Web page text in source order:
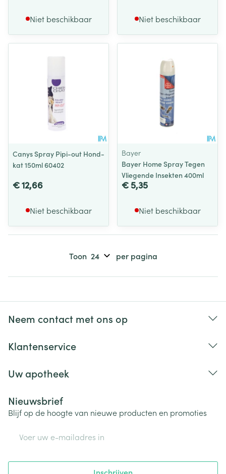
Niet beschikbaar Niet beschikbaar
Canys Spray Pipi-out Hond-
kat 150ml 60402
€ 12,66
Niet beschikbaar
Bayer
Bayer Home Spray Tegen
Vliegende Insekten 400ml
€ 5,35
Niet beschikbaar
Toon per pagina
Neem contact met ons op
Klantenservice
Uw apotheek
Nieuwsbrief
Blijf op de hoogte van nieuwe producten en promoties